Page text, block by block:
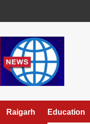
Raigarh Education